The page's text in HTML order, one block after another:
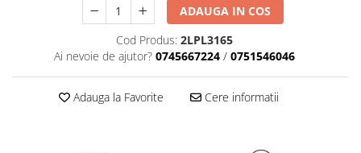
ADAUGA IN COS
Cod Produs: 2LPL3165
Ai nevoie de ajutor? 0745667224 / 0751546046
Adauga la Favorite Cere informatii